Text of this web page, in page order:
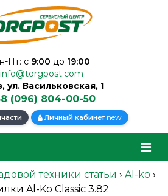
Пт: с 9:00 до 19:00
info@torgpost.com
ул. Васильковская, 1
(096) 804-00-50
Личный кабинет new
техники статьи › Al-ko ›
Al-Ko Classic 3.82